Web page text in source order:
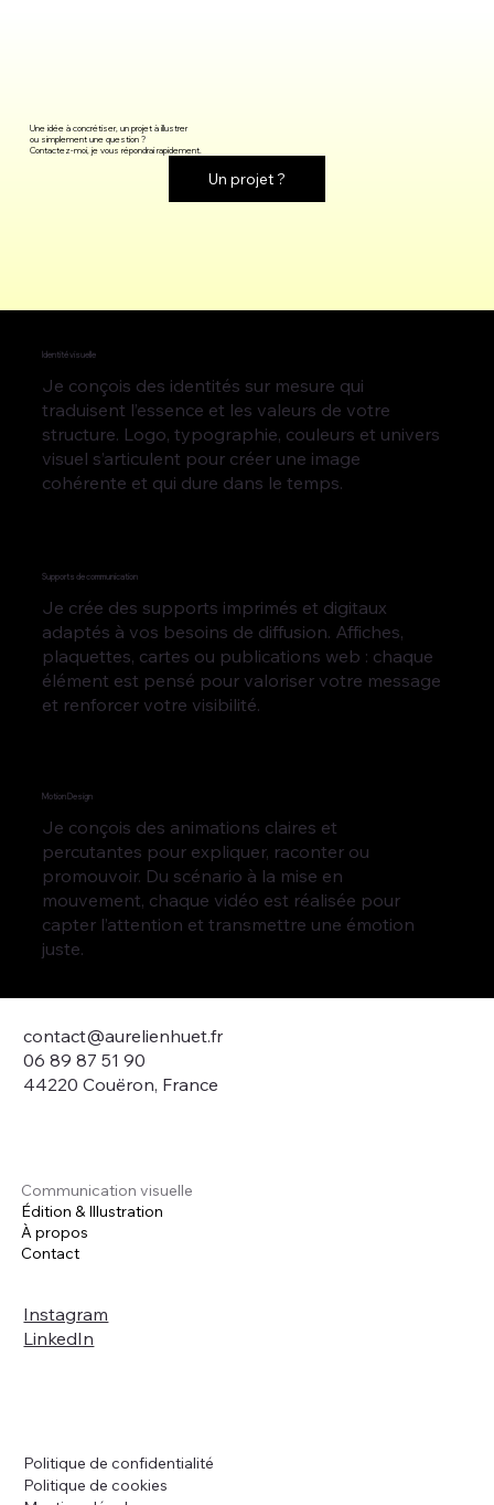
Une idée à concrétiser, un projet à illustrer
ou simplement une question ?
Contactez-moi, je vous répondrai rapidement.
Identité visuelle
Je conçois des identités sur mesure qui
traduisent l’essence et les valeurs de votre
structure. Logo, typographie, couleurs et univers
visuel s’articulent pour créer une image
cohérente et qui dure dans le temps.
Supports de communication
Je crée des supports imprimés et digitaux
adaptés à vos besoins de diffusion. Affiches,
plaquettes, cartes ou publications web : chaque
élément est pensé pour valoriser votre message
et renforcer votre visibilité.
Motion Design
Je conçois des animations claires et
percutantes pour expliquer, raconter ou
promouvoir. Du scénario à la mise en
mouvement, chaque vidéo est réalisée pour
capter l’attention et transmettre une émotion
juste.
contact@aurelienhuet.fr
06 89 87 51 90
44220 Couëron, France
Communication visuelle
Édition & Illustration
À propos
Contact
Instagram
LinkedIn
Politique de confidentialité
Politique de cookies